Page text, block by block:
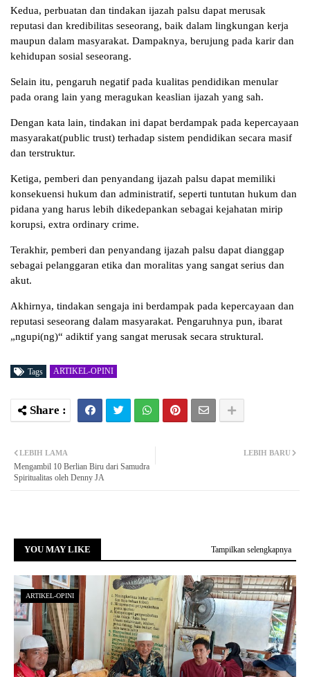
Kedua, perbuatan dan tindakan ijazah palsu dapat merusak
reputasi dan kredibilitas seseorang, baik dalam lingkungan kerja
maupun dalam masyarakat. Dampaknya, berujung pada karir dan
kehidupan sosial seseorang.
Selain itu, pengaruh negatif pada kualitas pendidikan menular
pada orang lain yang meragukan keaslian ijazah yang sah.
Dengan kata lain, tindakan ini dapat berdampak pada kepercayaan
masyarakat(public trust) terhadap sistem pendidikan secara masif
dan terstruktur.
Ketiga, pemberi dan penyandang ijazah palsu dapat memiliki
konsekuensi hukum dan administratif, seperti tuntutan hukum dan
pidana yang harus lebih dikedepankan sebagai kejahatan mirip
korupsi, extra ordinary crime.
Terakhir, pemberi dan penyandang ijazah palsu dapat dianggap
sebagai pelanggaran etika dan moralitas yang sangat serius dan
akut.
Akhirnya, tindakan sengaja ini berdampak pada kepercayaan dan
reputasi seseorang dalam masyarakat. Pengaruhnya pun, ibarat
„ngupi(ng)“ adiktif yang sangat merusak secara struktural.
Tags ARTIKEL-OPINI
LEBIH BARU
LEBIH LAMA
Mengambil 10 Berlian Biru dari Samudra
Spiritualitas oleh Denny JA
YOU MAY LIKE Tampilkan selengkapnya
ARTIKEL-OPINI